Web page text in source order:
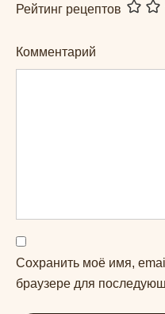
Рейтинг рецептов
Комментарий
Сохранить моё имя,
браузере для